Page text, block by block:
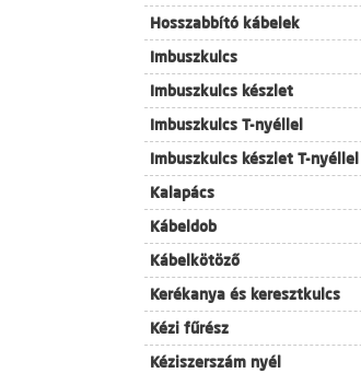
Hosszabbító kábelek
Imbuszkulcs
Imbuszkulcs készlet
Imbuszkulcs T-nyéllel
Imbuszkulcs készlet T-nyéllel
Kalapács
Kábeldob
Kábelkötöző
Kerékanya és keresztkulcs
Kézi fűrész
Kéziszerszám nyél